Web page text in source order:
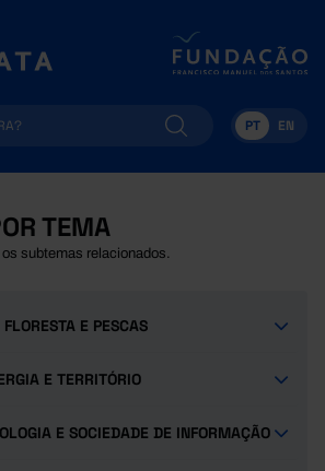
PT EN
TEMA
subtemas relacionados.
E PESCAS
E TERRITÓRIO
E SOCIEDADE DE INFORMAÇÃO